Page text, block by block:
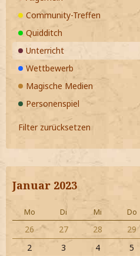
Community-Treffen
Quidditch
Unterricht
Wettbewerb
Magische Medien
Personenspiel
Filter zurücksetzen
Januar 2023
Mo Di Mi Do
26 27 28 29
2
3 4 5